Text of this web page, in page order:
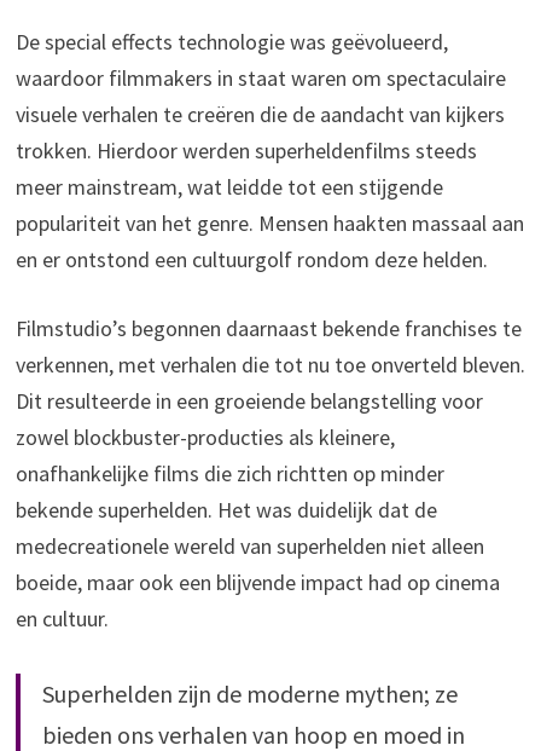
De special effects technologie was geëvolueerd,
waardoor filmmakers in staat waren om spectaculaire
visuele verhalen te creëren die de aandacht van kijkers
trokken. Hierdoor werden superheldenfilms steeds
meer mainstream, wat leidde tot een stijgende
populariteit van het genre. Mensen haakten massaal aan
en er ontstond een cultuurgolf rondom deze helden.
Filmstudio’s begonnen daarnaast bekende franchises te
verkennen, met verhalen die tot nu toe onverteld bleven.
Dit resulteerde in een groeiende belangstelling voor
zowel blockbuster-producties als kleinere,
onafhankelijke films die zich richtten op minder
bekende superhelden. Het was duidelijk dat de
medecreationele wereld van superhelden niet alleen
boeide, maar ook een blijvende impact had op cinema
en cultuur.
Superhelden zijn de moderne mythen; ze
bieden ons verhalen van hoop en moed in